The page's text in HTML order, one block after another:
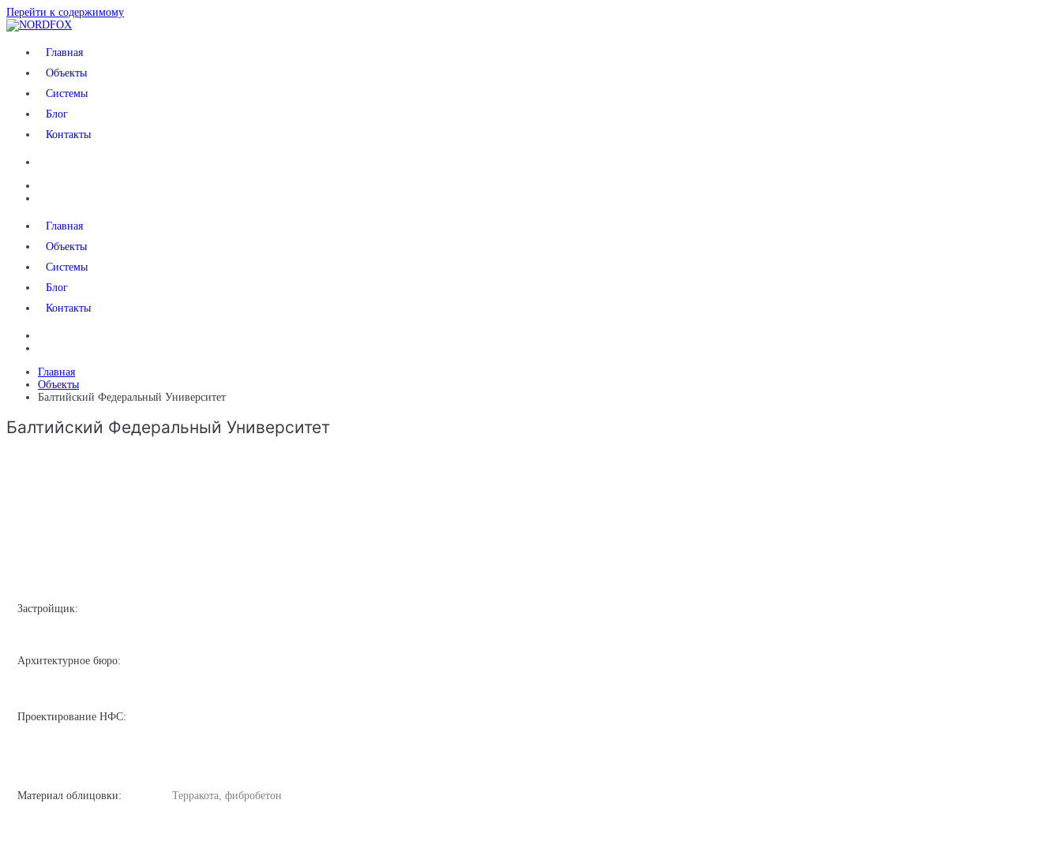
Перейти к содержимому
NORDFOXГлавная
Объекты
Системы
Блог
Контакты
Главная
Объекты
Системы
Блог
Контакты
Главная
Объекты
Балтийский Федеральный Университет
Балтийский Федеральный Университет
Застройщик:
Архитектурное бюро:
Проектирование НФС:
Материал облицовки: Терракота, фибробетон